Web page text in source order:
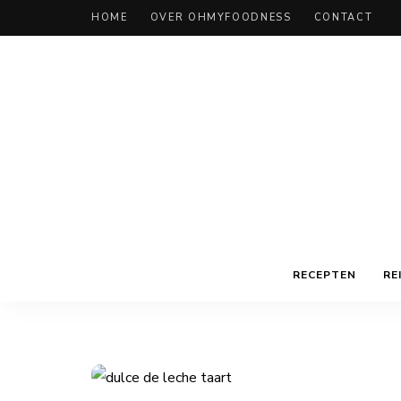
HOME OVER OHMYFOODNESS CONTACT
RECEPTEN